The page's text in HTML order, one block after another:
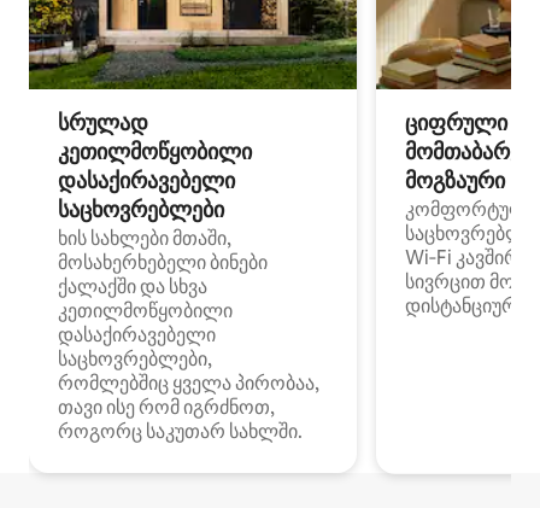
სრულად
კეთილმოწყობილი
დასაქირავებელი
საცხოვრებლები
ხის სახლები მთაში,
მოსახერხებელი ბინები
ქალაქში და სხვა
კეთილმოწყობილი
დასაქირავებელი
საცხოვრებლები,
რომლებშიც ყველა პირობაა,
თავი ისე რომ იგრძნოთ,
როგორც საკუთარ სახლში.
ციფრული
მოგზაური
კომფორტული
Wi‑Fi
სივრცით
დისტანციური